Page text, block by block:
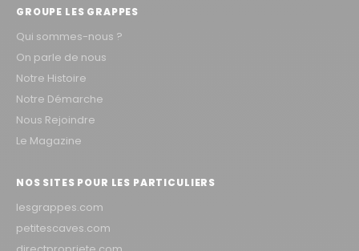
GROUPE LES GRAPPES
Qui sommes-nous ?
On parle de nous
Notre Histoire
Notre Démarche
Nous Rejoindre
Le Magazine
NOS SITES POUR LES PARTICULIERS
lesgrappes.com
petitescaves.com